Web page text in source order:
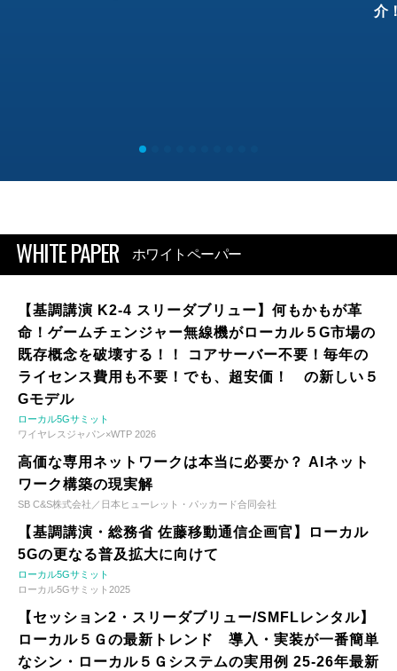
介
WHITE PAPER ホワイトペーパー
【基調講演 K2-4 スリーダブリュー】何もかもが革
命！ゲームチェンジャー無線機がローカル５G市場の
既存概念を破壊する！！ コアサーバー不要！毎年の
ライセンス費用も不要！でも、超安価！ の新しい５
Gモデル
ローカル5Gサミット
ワイヤレスジャパン×WTP 2026
高価な専用ネットワークは本当に必要か？ AIネット
ワーク構築の現実解
SB C&S株式会社／日本ヒューレット・パッカード合同会社
【基調講演・総務省 佐藤移動通信企画官】ローカル
5Gの更なる普及拡大に向けて
ローカル5Gサミット
ローカル5Gサミット2025
【セッション2・スリーダブリュー/SMFLレンタル】
ローカル５Ｇの最新トレンド 導入・実装が一番簡単
なシン・ローカル５Ｇシステムの実用例 25-26年最新